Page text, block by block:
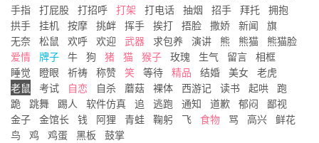
手指 打屁股 打招呼 打架 打电话 抽烟 招手 拜托 拥抱
拱手 挂机 按摩 挑衅 挥手 挨打 捂脸 撒娇 新闻
旗
无奈 松鼠 欢呼 欢迎 武器 求包养 演讲 熊 熊猫
熊猫脸
爱情 牌子 牛 狗 猪 猫 猴子 玫瑰 生气 留言 相框
睡觉
瞪眼 祈祷 称赞 笑 等待 精品 结婚 美女 老虎
老鼠
考试 自恋 自杀 蘑菇 裸体 西游记 读书 起哄
跑
跪
跳舞 踢人 软件仿真 追 逃跑 通知 道歉 郁闷
鄙视
金子 金馆长 钱 阿狸 青蛙 鞠躬 飞 食物 骂 高兴 鲜花
鸟
鸡 鸡蛋 黑板 鼓掌